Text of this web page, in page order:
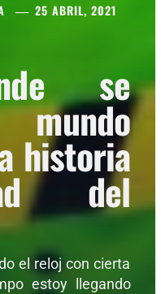
25 ABRIL, 2021
se
historia
del
el reloj con cierta
estoy llegando